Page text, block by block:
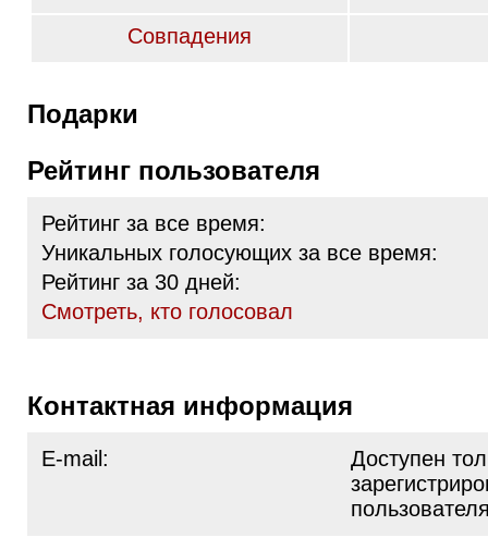
Совпадения
Подарки
Рейтинг пользователя
Рейтинг за все время:
Уникальных голосующих за все время:
Рейтинг за 30 дней:
Cмотреть, кто голосовал
Контактная информация
E-mail:
Доступен